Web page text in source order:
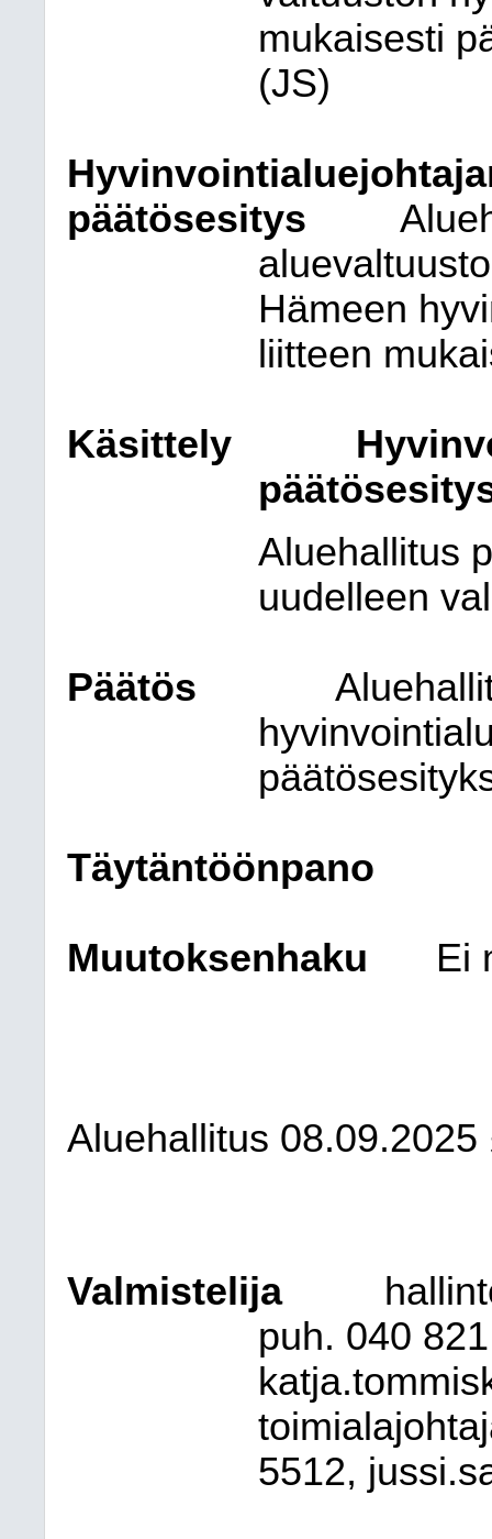
mukaisesti
(JS)
päätösesitys
Hämeen
liitteen
Käsittely
Aluehallitus
uudelleen
Päätös
Täytäntöönpano
Muutoksenhaku Ei
Aluehallitus 08.09.2025
Valmistelija
puh. 040
5512,